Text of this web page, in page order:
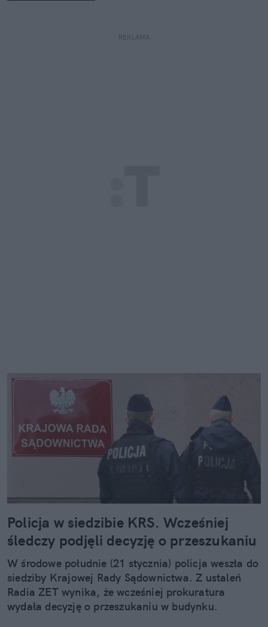
REKLAMA
Policja w siedzibie KRS. Wcześniej
śledczy podjęli decyzję o przeszukaniu
W środowe południe (21 stycznia) policja weszła do
siedziby Krajowej Rady Sądownictwa. Z ustaleń
Radia ZET wynika, że wcześniej prokuratura
wydała decyzję o przeszukaniu w budynku.